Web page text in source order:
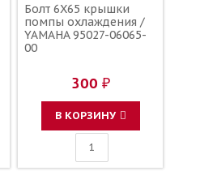
Болт 6X65 крышки
помпы охлаждения /
YAMAHA 95027-06065-
00
300 ₽
В КОРЗИНУ